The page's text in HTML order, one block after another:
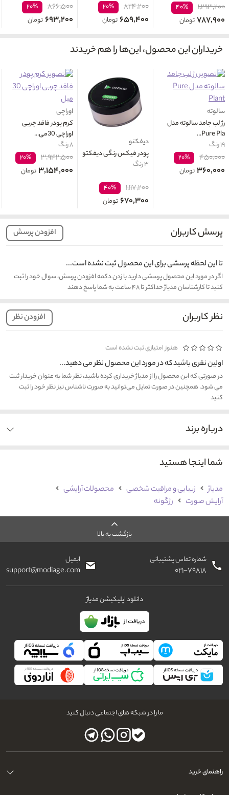
۱,۳۱۳,۲۰۰ ۴۰%
۷۸۷,۹۰۰تومان
۸۲۴,۲۰۰ ۲۰%
۶۵۹,۴۰۰تومان
۸۶۶,۵۰۰ ۲۰%
۶۹۳,۲۰۰تومان
خریداران این محصول، این‌ها را هم خریدند
سالوته
رژ لب جامد سالوته مدل
Pure Pla...
۱۹ رنگ
۴۵۰,۰۰۰ ۲۰%
۳۶۰,۰۰۰تومان
دیفکتو
پودر فیکس رنگی دیفکتو
۳ رنگ
۱,۱۱۷,۲۰۰ ۴۰%
۶۷۰,۳۰۰تومان
اوراچی
کرم پودر فاقد چربی
اوراچی 30می...
۸ رنگ
۳,۹۴۲,۵۰۰ ۲۰%
۳,۱۵۴,۰۰۰تومان
پرسش کاربران افزودن پرسش
تا این لحظه پرسشی برای این محصول ثبت نشده است...
اگر در مورد این محصول پرسشی دارید با زدن دکمه افزودن پرسش، سوال خود را ثبت
کنید تا کارشناسان مدیاژ حداکثر تا ۴۸ ساعت به شما پاسخ دهند
نظر کاربران افزودن نظر
هنوز امتیازی ثبت نشده است
اولین نفری باشید که در مورد این محصول نظر می دهید...
در صورتی که این محصول را از مدیاژ خریداری کرده باشید، نظر شما به عنوان خریدار ثبت
می شود. همچنین در صورت تمایل می‌توانید به صورت ناشناس نیز نظر خود را ثبت
کنید
درباره برند
شما اینجا هستید
مدیاژ زیبایی و مراقبت شخصی
محصولات آرایشی
آرایش صورت
رژگونه
بازگشت به بالا
شماره تماس پشتیبانی
۰۲۱-۷۹۸۱۸
ایمیل
support@modiage.com
دانلود اپلیکیشن مدیاژ
ما را در شبکه های اجتماعی دنبال کنید
راهنمای خرید